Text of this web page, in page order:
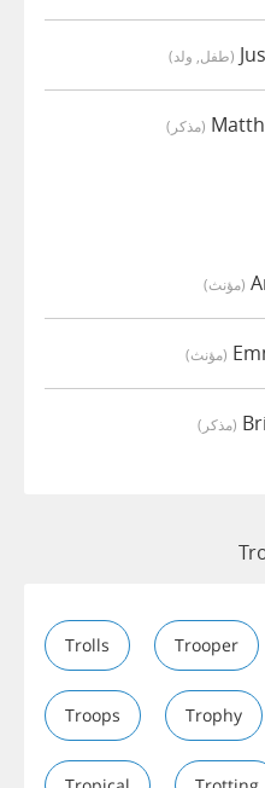
(طفل, ولد)
(مذكر)
(مؤنث)
(مؤنث)
(مذكر)
Trolls Trooper
Troops Trophy